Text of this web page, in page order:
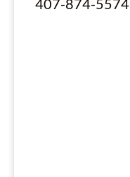
407-874-5574